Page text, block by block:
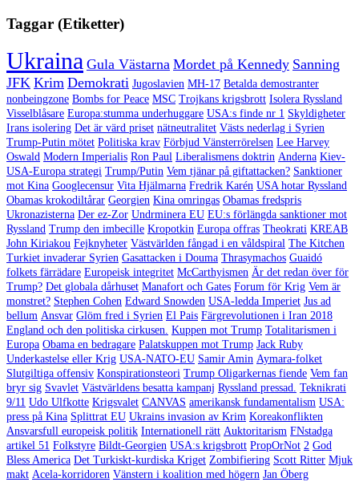
Taggar (Etiketter)
Ukraina Gula Västarna Mordet på Kennedy Sanning
JFK Krim Demokrati Jugoslavien MH-17 Betalda demostranter
nonbeingzone Bombs for Peace MSC Trojkans krigsbrott Isolera Ryssland
Visselblåsare Europa:stumma underhuggare USA:s finde nr 1 Skyldigheter
Irans isolering Det är värd priset nätneutralitet Västs nederlag i Syrien
Trump-Putin mötet Politiska krav Förbjud Vänsterrörelsen Lee Harvey
Oswald Modern Imperialis Ron Paul Liberalismens doktrin Anderna Kiev-
USA-Europa strategi Trump/Putin Vem tjänar på giftattacken? Sanktioner
mot Kina Googlecensur Vita Hjälmarna Fredrik Karén USA hotar Ryssland
Obamas krokodiltårar Georgien Kina omringas Obamas fredspris
Ukronazisterna Der ez-Zor Undrminera EU EU:s förlängda sanktioner mot
Ryssland Trump den imbecille Kropotkin Europa offras Theokrati KREAB
John Kiriakou Fejknyheter Västvärlden fångad i en våldspiral The Kitchen
Turkiet invaderar Syrien Gasattacken i Douma Thrasymachos Guaidó
folkets färrädare Europeisk integritet McCarthyismen Är det redan över för
Trump? Det globala dårhuset Manafort och Gates Forum för Krig Vem är
monstret? Stephen Cohen Edward Snowden USA-ledda Imperiet Jus ad
bellum Ansvar Glöm fred i Syrien El Pais Färgrevolutionen i Iran 2018
England och den politiska cirkusen. Kuppen mot Trump Totalitarismen i
Europa Obama en bedragare Palatskuppen mot Trump Jack Ruby
Underkastelse eller Krig USA-NATO-EU Samir Amin Aymara-folket
Slutgiltiga offensiv Konspirationsteori Trump Oligarkernas fiende Vem fan
bryr sig Svavlet Västvärldens besatta kampanj Ryssland pressad. Teknikrati
9/11 Udo Ulfkotte Krigsvalet CANVAS amerikansk fundamentalism USA:
press på Kina Splittrat EU Ukrains invasion av Krim Koreakonflikten
Ansvarsfull europeisk politik Internationell rätt Auktoritarism FNstadga
artikel 51 Folkstyre Bildt-Georgien USA:s krigsbrott PropOrNot 2 God
Bless America Det Turkiskt-kurdiska Kriget Zombifiering Scott Ritter Mjuk
makt Acela-korridoren Vänstern i koalition med högern Jan Öberg